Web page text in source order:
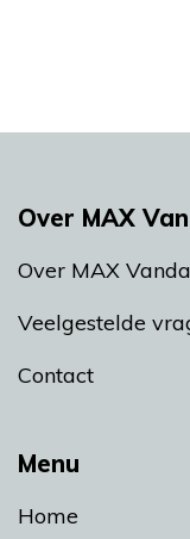
Menu
Home
Over MAX
Over MAX
Veelgestelde
Contact